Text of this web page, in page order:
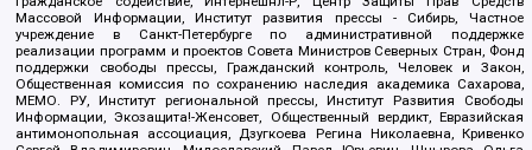
Массовой Информации, Институт развития прессы - Сибирь, Частное
учреждение в Санкт-Петербурге по административной поддержке
реализации программ и проектов Совета Министров Северных Стран, Фонд
поддержки свободы прессы, Гражданский контроль, Человек и Закон,
Общественная комиссия по сохранению наследия академика Сахарова,
МЕМО. РУ, Институт региональной прессы, Институт Развития Свободы
Информации, Экозащита!-Женсовет, Общественный вердикт, Евразийская
антимонопольная ассоциация, Дзугкоева Регина Николаевна, Кривенко